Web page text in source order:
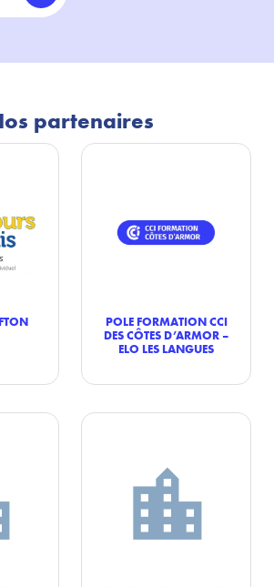
partenaires
POLE FORMATION CCI
DES CÔTES D’ARMOR –
ELO LES LANGUES